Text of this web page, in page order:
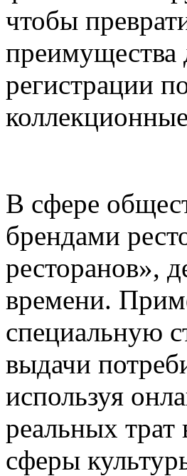
чтобы
преимущества
регистрации
В сфере
брендами
ресторанов»,
времени.
специальную
выдачи
используя
реальных трат
сферы